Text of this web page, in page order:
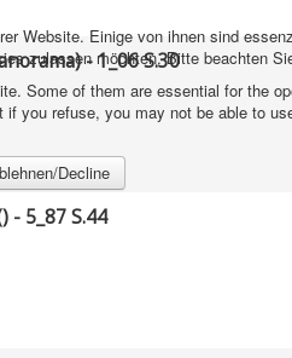
- 1_06 S.30
- 5_87 S.44
Website. Einige von ihnen sind
zulassen möchten. Bitte beachten
Some of them are essential for the
you refuse, you may not be able to
Decline